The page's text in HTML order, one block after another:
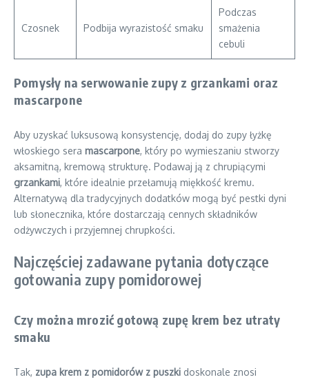
Czosnek Podbija wyrazistość smaku
Podczas
smażenia
cebuli
Pomysły na serwowanie zupy z grzankami oraz
mascarpone
Aby uzyskać luksusową konsystencję, dodaj do zupy łyżkę
włoskiego sera mascarpone, który po wymieszaniu stworzy
aksamitną, kremową strukturę. Podawaj ją z chrupiącymi
grzankami, które idealnie przełamują miękkość kremu.
Alternatywą dla tradycyjnych dodatków mogą być pestki dyni
lub słonecznika, które dostarczają cennych składników
odżywczych i przyjemnej chrupkości.
Najczęściej zadawane pytania dotyczące
gotowania zupy pomidorowej
Czy można mrozić gotową zupę krem bez utraty
smaku
Tak, zupa krem z pomidorów z puszki doskonale znosi